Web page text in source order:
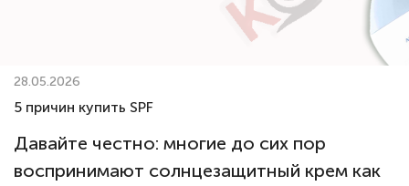
28.05.2026
5 причин купить SPF
Давайте честно: многие до сих пор
воспринимают солнцезащитный крем как